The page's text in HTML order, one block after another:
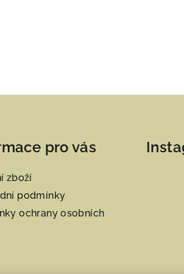
pro vás
zboží
podmínky
ochrany osobních